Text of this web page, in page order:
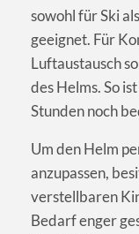
sowohl für Ski
geeignet. Für
Luftaustausch
des Helms. So
Stunden noch
Um den Helm
anzupassen,
verstellbaren
Bedarf enger